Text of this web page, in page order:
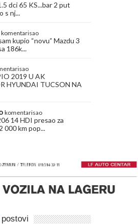
dci 65 KS...bar 2 put
s nj...
komentarisao
kupio “novu” Mazdu 3
186k...
2019 U AK
HYUNDAI TUCSON NA
komentarisao
14 HDI presao za
000 km pop...
postovi